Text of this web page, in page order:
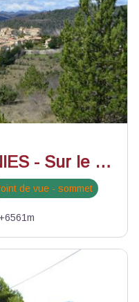
Provençales
BUIS-LES-BARONNIES - Sur le GRP® Tour des Baronnies provençales, variante drômoise en 8 jours
de vue - sommet
+6561m